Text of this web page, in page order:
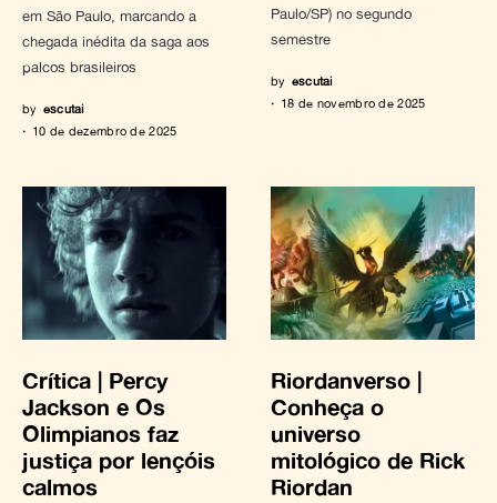
em São Paulo, marcando a
chegada inédita da saga aos
palcos brasileiros
by escutai
10 de dezembro de 2025
Paulo/SP) no segundo
semestre
by escutai
18 de novembro de 2025
Crítica | Percy
Jackson e Os
Olimpianos faz
justiça por lençóis
calmos
Riordanverso |
Conheça o
universo
mitológico de Rick
Riordan